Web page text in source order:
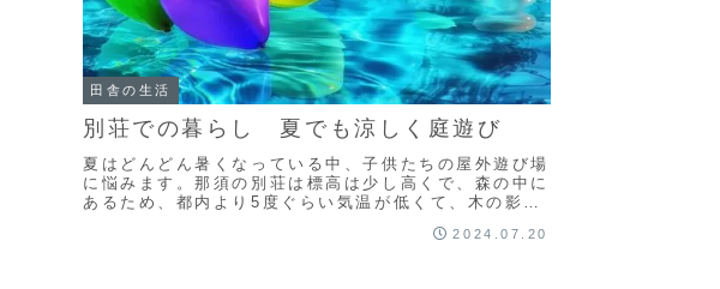
田舎の生活
別荘での暮らし 夏でも涼しく庭遊び
夏はどんどん暑くなっている中、子供たちの屋外遊び場
に悩みます。那須の別荘は標高は少し高くで、森の中に
あるため、都内より5度ぐらい気温が低くて、木の影に
2024.07.20